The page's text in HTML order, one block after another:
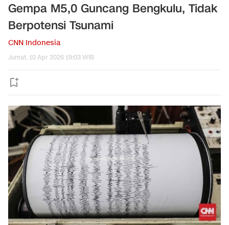
Gempa M5,0 Guncang Bengkulu, Tidak
Berpotensi Tsunami
CNN Indonesia
Jumat, 10 Apr 2026 19:03 WIB